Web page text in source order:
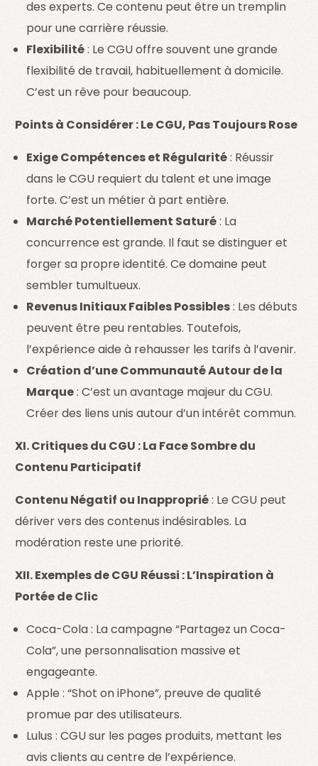
des experts. Ce contenu peut être un tremplin
pour une carrière réussie.
Flexibilité: Le CGU offre souvent une grande
flexibilité de travail, habituellement à domicile.
C’est un rêve pour beaucoup.
Points à Considérer : Le CGU, Pas Toujours Rose
Exige Compétences et Régularité: Réussir
dans le CGU requiert du talent et une image
forte. C’est un métier à part entière.
Marché Potentiellement Saturé: La
concurrence est grande. Il faut se distinguer et
forger sa propre identité. Ce domaine peut
sembler tumultueux.
Revenus Initiaux Faibles Possibles: Les débuts
peuvent être peu rentables. Toutefois,
l’expérience aide à rehausser les tarifs à l’avenir.
Création d’une Communauté Autour de la
Marque: C’est un avantage majeur du CGU.
Créer des liens unis autour d’un intérêt commun.
XI. Critiques du CGU : La Face Sombre du
Contenu Participatif
Contenu Négatif ou Inapproprié: Le CGU peut
dériver vers des contenus indésirables. La
modération reste une priorité.
XII. Exemples de CGU Réussi : L’Inspiration à
Portée de Clic
Coca-Cola : La campagne “Partagez un Coca-
Cola”, une personnalisation massive et
engageante.
Apple : “Shot on iPhone”, preuve de qualité
promue par des utilisateurs.
Lulus : CGU sur les pages produits, mettant les
avis clients au centre de l’expérience.